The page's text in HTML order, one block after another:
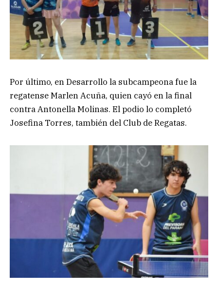
Por último, en Desarrollo la subcampeona fue la
regatense Marlen Acuña, quien cayó en la final
contra Antonella Molinas. El podio lo completó
Josefina Torres, también del Club de Regatas.